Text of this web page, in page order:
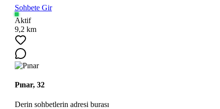
Sohbete Gir
Aktif
9,2 km
Pınar, 32
Derin sohbetlerin adresi burası